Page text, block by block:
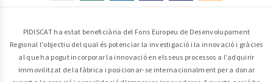
PIDISCAT ha estat beneficiària del Fons Europeu de Desenvolupament
Regional l'objectiu del qual és potenciar la investigació i la innovació i gràcies
al que ha pogut incorporar la innovació en els seus processos a l'adquirir
immovilitzat de la fàbrica i posicionar-se internacionalment per a donar